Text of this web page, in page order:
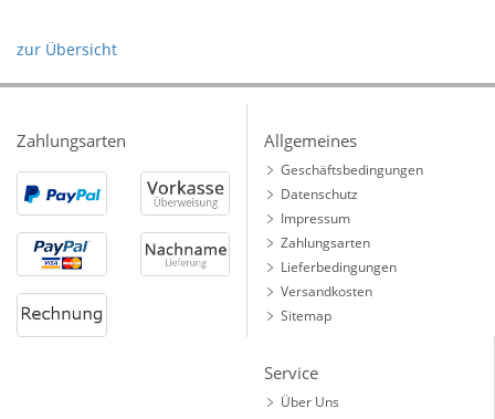
zur Übersicht
Zahlungsarten Allgemeines
Geschäftsbedingungen
Datenschutz
Impressum
Zahlungsarten
Lieferbedingungen
Versandkosten
Sitemap
Service
Über Uns